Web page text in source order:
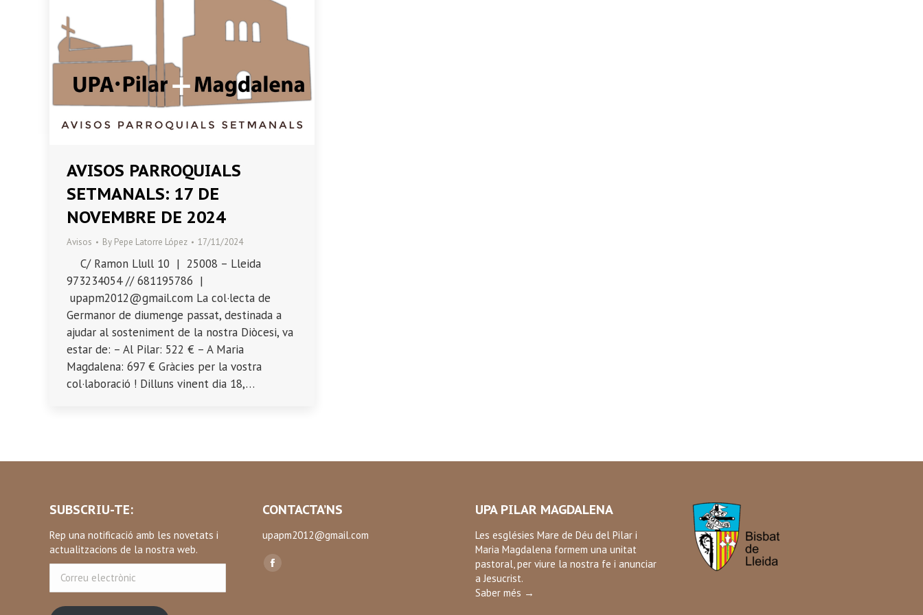
AVISOS PARROQUIALS
SETMANALS: 17 DE
NOVEMBRE DE 2024
Avisos By Pepe Latorre López 17/11/2024
C/ Ramon Llull 10 | 25008 – Lleida
973234054 // 681195786 |
upapm2012@gmail.com La col·lecta de
Germanor de diumenge passat, destinada a
ajudar al sosteniment de la nostra Diòcesi, va
estar de: – Al Pilar: 522 € – A Maria
Magdalena: 697 € Gràcies per la vostra
col·laboració ! Dilluns vinent dia 18,…
SUBSCRIU-TE:
Rep una notificació amb les novetats i
actualitzacions de la nostra web.
electrònic
CONTACTA’NS
upapm2012@gmail.com
Find us on:
Facebook
UPA PILAR MAGDALENA
Les esglésies Mare de Déu del Pilar i
Maria Magdalena formem una unitat
pastoral, per viure la nostra fe i anunciar
a Jesucrist.
Saber més →